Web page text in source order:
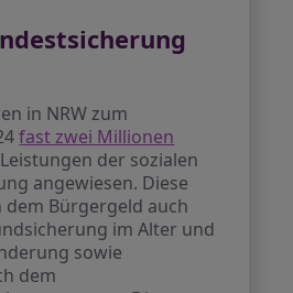
in NRW zum
fast zwei Millionen
der sozialen
angewiesen. Diese
Bürgergeld auch
im Alter und
sowie
dem